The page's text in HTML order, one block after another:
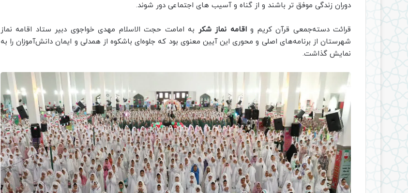
دوران زندگی موفق تر باشند و از گناه و آسیب های اجتماعی دور شوند.
قرائت دسته‌جمعی قرآن کریم واقامه نماز شکر به امامت حجت الاسلام مهدی خواجوی دبیر ستاد اقامه نماز
شهرستان از برنامه‌های اصلی و محوری این آیین معنوی بود که جلوه‌ای باشکوه از همدلی و ایمان دانش‌آموزان را به
نمایش گذاشت.